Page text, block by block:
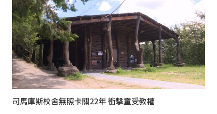
司馬庫斯校舍無照卡關22年 衝擊童受教權